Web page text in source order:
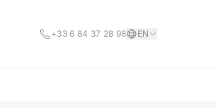
+33 6 84 37 28 98 EN